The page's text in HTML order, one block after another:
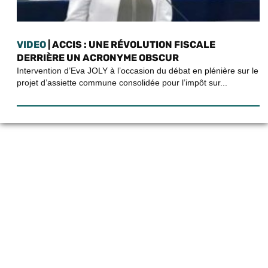
VIDEO | ACCIS : UNE RÉVOLUTION FISCALE
DERRIÈRE UN ACRONYME OBSCUR
Intervention d’Eva JOLY à l’occasion du débat en plénière sur le
projet d’assiette commune consolidée pour l’impôt sur...